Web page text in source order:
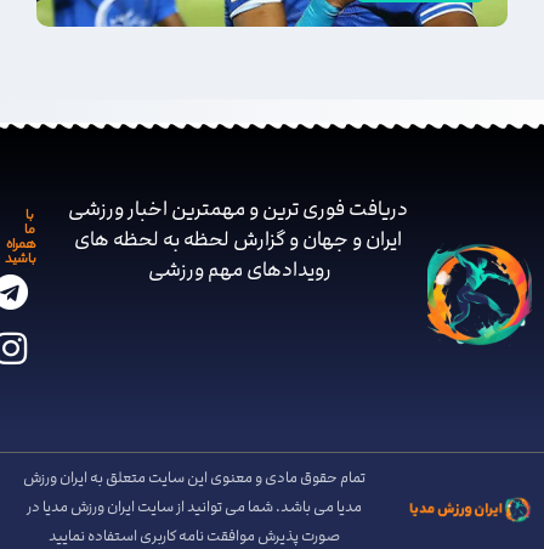
دریافت فوری ترین و مهمترین اخبار ورزشی
ایران و جهان و گزارش لحظه به لحظه های
رویدادهای مهم ‌ورزشی
همراه
باشید
تمام حقوق مادی و معنوی این سایت متعلق به ایران ورزش
مدیا می باشد. شما می توانید از سایت ایران ورزش مدیا در
صورت پذیرش موافقت نامه کاربری استفاده نمایید